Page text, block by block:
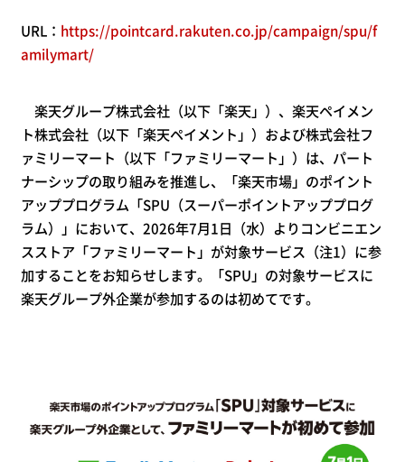
URL： https://pointcard.rakuten.co.jp/campaign/spu/f
amilymart/
楽天グループ株式会社（以下「楽天」）、楽天ペイメン
ト株式会社（以下「楽天ペイメント」）および株式会社フ
ァミリーマート（以下「ファミリーマート」）は、パート
ナーシップの取り組みを推進し、「楽天市場」のポイント
アッププログラム「SPU（スーパーポイントアッププログ
ラム）」において、2026年7月1日（水）よりコンビニエン
スストア「ファミリーマート」が対象サービス（注1）に参
加することをお知らせします。「SPU」の対象サービスに
楽天グループ外企業が参加するのは初めてです。